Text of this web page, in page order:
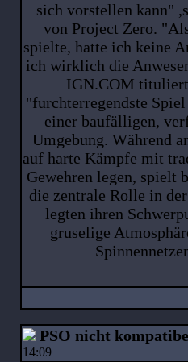
sich vorstellen kann"
von Project Zero.
spielte, hatte ich keine
ich wirklich die
IGN.COM tituliert
"furchterregendste
einer baufälligen,
Umgebung. Während
auf harte Kämpfe mit
Gewehren legen, spielt
die zentrale Rolle in
legten ihren
gruselige
PSO nicht
14:09